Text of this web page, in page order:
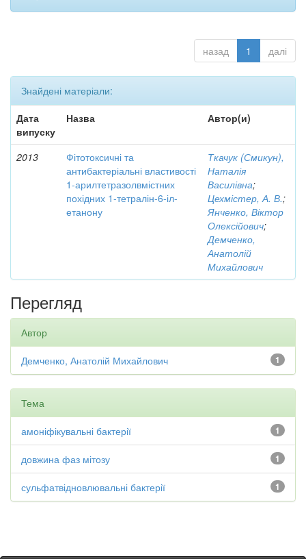
назад 1 далі
Знайдені матеріали:
Дата
випуску
Назва Автор(и)
2013
Фітотоксичні та
антибактеріальні властивості
1-арилтетразолвмістних
похідних 1-тетралін-6-іл-
етанону
Ткачук (Смикун),
Наталія
Василівна;
Цехмістер, А. В.;
Янченко, Віктор
Олексійович;
Демченко,
Анатолій
Михайлович
Перегляд
Автор
1
Демченко, Анатолій Михайлович
Тема
1
амоніфікувальні бактерії
1
довжина фаз мітозу
1
сульфатвідновлювальні бактерії